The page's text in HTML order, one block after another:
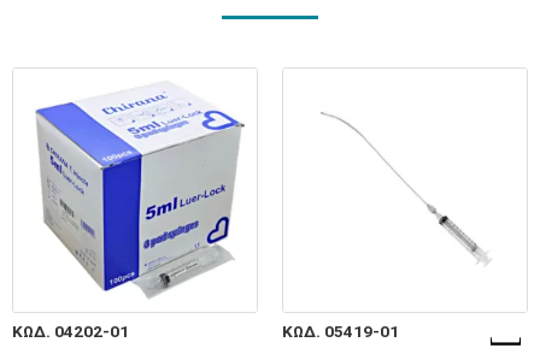
ΚΩΔ. 04202-01 ΚΩΔ. 05419-01